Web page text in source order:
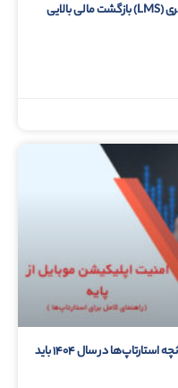
چرا سرمایه‌گذاری روی سیستم مدیریت یادگیری (LMS) بازگشت مالی بالایی
راهنمای امنیت طراحی اپلیکیشن از پایه: هرآنچه استارتاپ‌ها در سال ۱۴۰۴ باید